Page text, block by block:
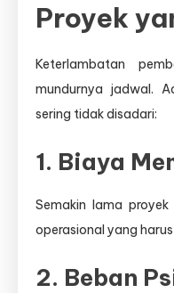
Proyek
Keterlambatan
mundurnya jadwal.
sering tidak disadari:
1. Biaya
Semakin lama
operasional yang
2. Beban